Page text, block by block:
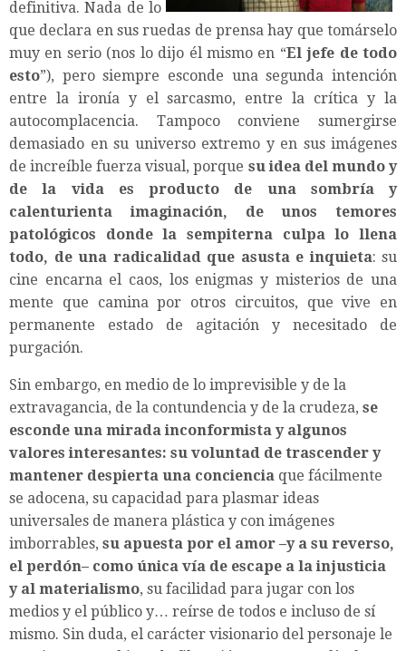
definitiva. Nada de lo
que declara en sus ruedas de prensa hay que tomárselo
muy en serio (nos lo dijo él mismo en “El jefe de todo
esto”), pero siempre esconde una segunda intención
entre la ironía y el sarcasmo, entre la crítica y la
autocomplacencia. Tampoco conviene sumergirse
demasiado en su universo extremo y en sus imágenes
de increíble fuerza visual, porque su idea del mundo y
de la vida es producto de una sombría y
calenturienta imaginación, de unos temores
patológicos donde la sempiterna culpa lo llena
todo, de una radicalidad que asusta e inquieta: su
cine encarna el caos, los enigmas y misterios de una
mente que camina por otros circuitos, que vive en
permanente estado de agitación y necesitado de
purgación.
Sin embargo, en medio de lo imprevisible y de la
extravagancia, de la contundencia y de la crudeza, se
esconde una mirada inconformista y algunos
valores interesantes: su voluntad de trascender y
mantener despierta una conciencia que fácilmente
se adocena, su capacidad para plasmar ideas
universales de manera plástica y con imágenes
imborrables, su apuesta por el amor –y a su reverso,
el perdón– como única vía de escape a la injusticia
y al materialismo, su facilidad para jugar con los
medios y el público y… reírse de todos e incluso de sí
mismo. Sin duda, el carácter visionario del personaje le